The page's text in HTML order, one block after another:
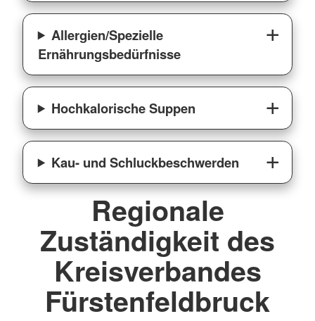
Allergien/Spezielle
Ernährungsbedürfnisse
Hochkalorische Suppen
Kau- und Schluckbeschwerden
Regionale
Zuständigkeit des
Kreisverbandes
Fürstenfeldbruck